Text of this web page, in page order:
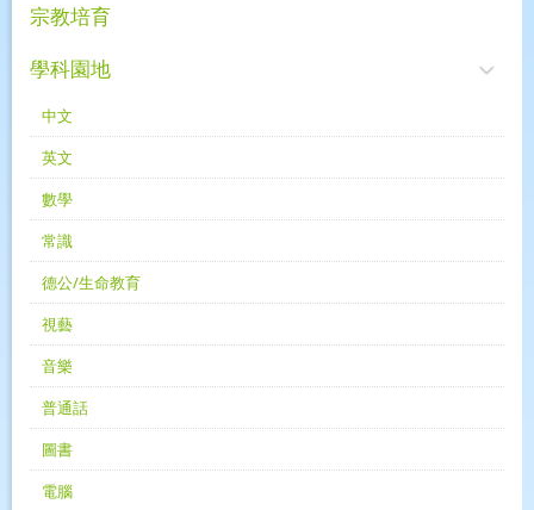
宗教培育
學科園地
中文
英文
數學
常識
德公/生命教育
視藝
音樂
普通話
圖書
電腦